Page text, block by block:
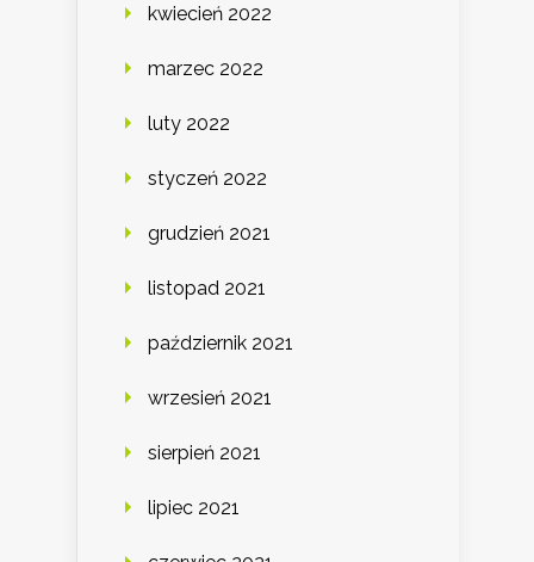
kwiecień 2022
marzec 2022
luty 2022
styczeń 2022
grudzień 2021
listopad 2021
październik 2021
wrzesień 2021
sierpień 2021
lipiec 2021